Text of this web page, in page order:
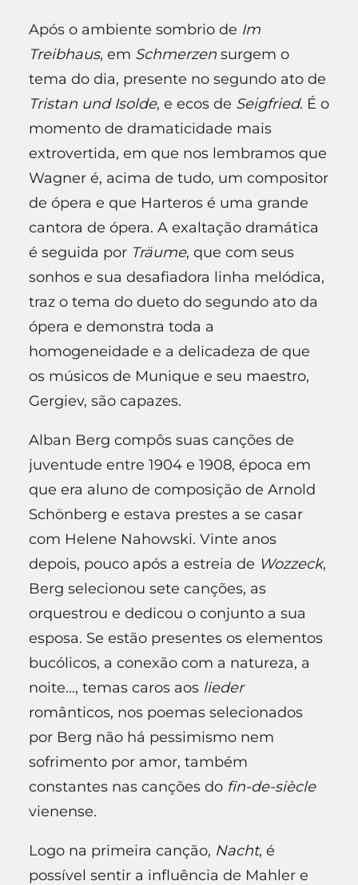
Após o ambiente sombrio de Im
Treibhaus, em Schmerzen surgem o
tema do dia, presente no segundo ato de
Tristan und Isolde, e ecos de Seigfried. É o
momento de dramaticidade mais
extrovertida, em que nos lembramos que
Wagner é, acima de tudo, um compositor
de ópera e que Harteros é uma grande
cantora de ópera. A exaltação dramática
é seguida por Träume, que com seus
sonhos e sua desafiadora linha melódica,
traz o tema do dueto do segundo ato da
ópera e demonstra toda a
homogeneidade e a delicadeza de que
os músicos de Munique e seu maestro,
Gergiev, são capazes.
Alban Berg compôs suas canções de
juventude entre 1904 e 1908, época em
que era aluno de composição de Arnold
Schönberg e estava prestes a se casar
com Helene Nahowski. Vinte anos
depois, pouco após a estreia de Wozzeck,
Berg selecionou sete canções, as
orquestrou e dedicou o conjunto a sua
esposa. Se estão presentes os elementos
bucólicos, a conexão com a natureza, a
noite…, temas caros aos lieder
românticos, nos poemas selecionados
por Berg não há pessimismo nem
sofrimento por amor, também
constantes nas canções do fin-de-siècle
vienense.
Logo na primeira canção, Nacht, é
possível sentir a influência de Mahler e